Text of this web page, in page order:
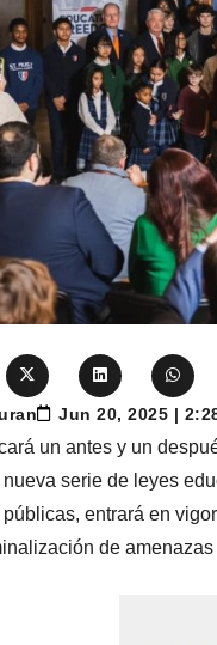
Jun 20, 2025 |
un antes y un
serie de leyes
entrará en
de